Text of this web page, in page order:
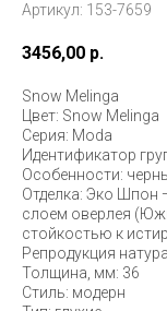
Артикул: 153-7659
3456,00 р.
Snow Melinga
Цвет: Snow Melinga
Серия: Moda
Идентификатор
Особенности:
Отделка: Эко Шпон
слоем оверлея
стойкостью к
Репродукция
Толщина, мм: 36
Стиль: модерн